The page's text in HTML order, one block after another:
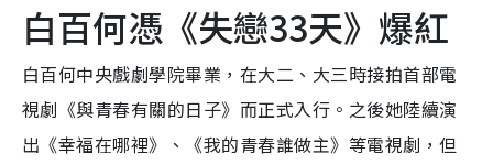
白百何憑《失戀33天》爆紅
白百何中央戲劇學院畢業，在大二、大三時接拍首部電
視劇《與青春有關的日子》而正式入行。之後她陸續演
出《幸福在哪裡》、《我的青春誰做主》等電視劇，但